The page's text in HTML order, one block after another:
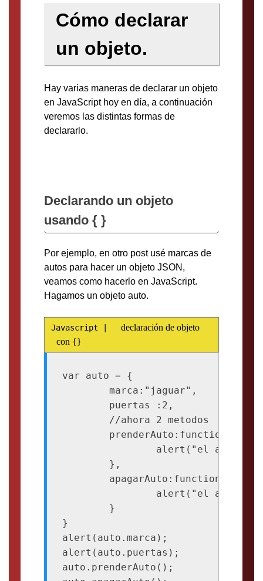
Cómo declarar
un objeto.
Hay varias maneras de declarar un objeto
en JavaScript hoy en día, a continuación
veremos las distintas formas de
declararlo.
Declarando un objeto
usando { }
Por ejemplo, en otro post usé marcas de
autos para hacer un objeto JSON,
veamos como hacerlo en JavaScript.
Hagamos un objeto auto.
declaración de objeto
con {}
var auto = {
}
alert(auto.marca);
alert(auto.puertas);
auto.prenderAuto();